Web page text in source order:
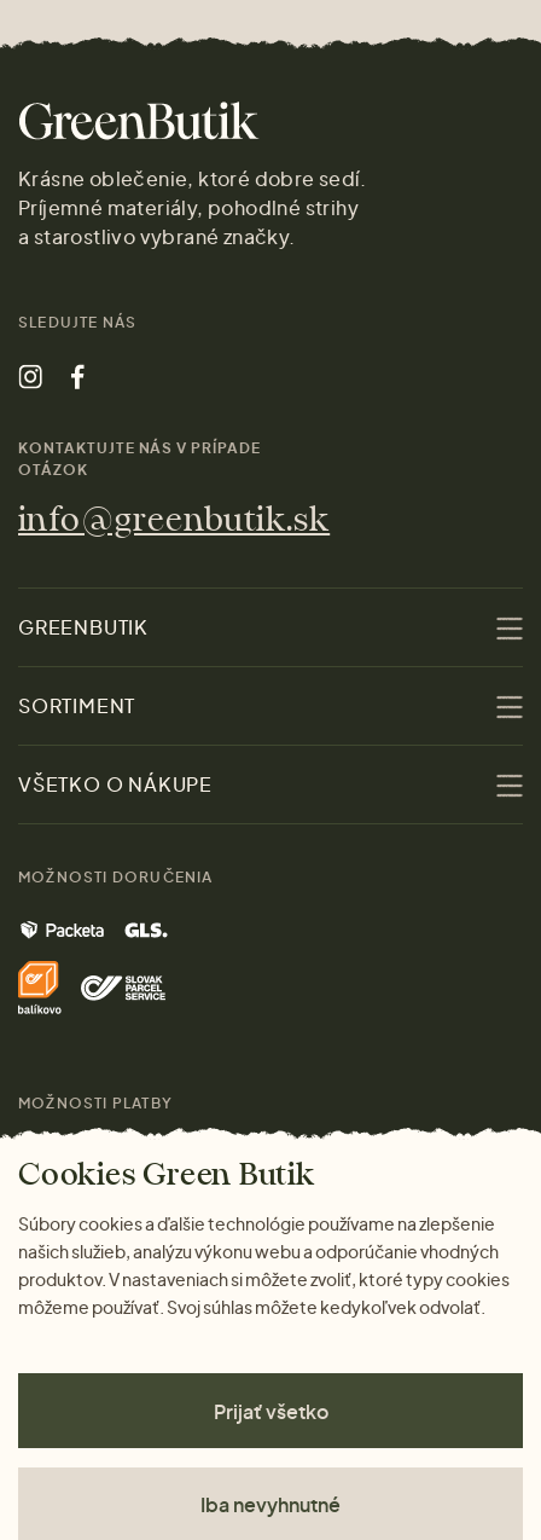
Krásne oblečenie, ktoré dobre sedí.
Príjemné materiály, pohodlné strihy
a starostlivo vybrané značky.
SLEDUJTE NÁS
KONTAKTUJTE NÁS V PRÍPADE
OTÁZOK
info@greenbutik.sk
GREENBUTIK
Udržateľnosť
Kontakt
Značky
Pre médiá
SORTIMENT
Zľavy
Ženy
Muži
Domov
Darčeky
VŠETKO O NÁKUPE
Doprava a platba
MOŽNOSTI DORUČENIA
MOŽNOSTI PLATBY
Cookies Green Butik
Súbory cookies a ďalšie technológie používame na zlepšenie
našich služieb, analýzu výkonu webu a odporúčanie vhodných
produktov. V nastaveniach si môžete zvoliť, ktoré typy cookies
môžeme používať. Svoj súhlas môžete kedykoľvek odvolať.
Prijať všetko
Iba nevyhnutné